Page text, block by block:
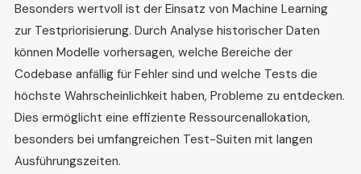
Besonders wertvoll ist der Einsatz von Machine Learning
zur Testpriorisierung. Durch Analyse historischer Daten
können Modelle vorhersagen, welche Bereiche der
Codebase anfällig für Fehler sind und welche Tests die
höchste Wahrscheinlichkeit haben, Probleme zu entdecken.
Dies ermöglicht eine effiziente Ressourcenallokation,
besonders bei umfangreichen Test-Suiten mit langen
Ausführungszeiten.